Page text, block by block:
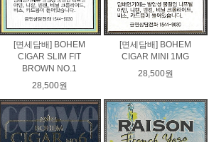
[면세담배] BOHEM
CIGAR SLIM FIT
BROWN NO.1
28,500원
[면세담배] BOHEM
CIGAR MINI 1MG
28,500원